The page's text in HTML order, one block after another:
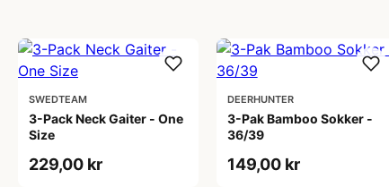
SWEDTEAM
3-Pack Neck Gaiter - One
Size
229,00 kr
DEERHUNTER
3-Pak Bamboo Sokker -
36/39
149,00 kr